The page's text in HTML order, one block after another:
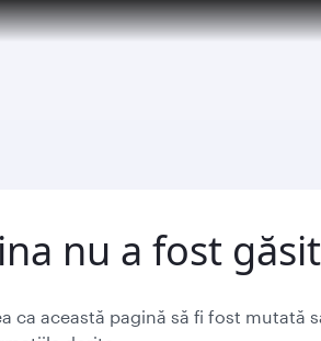
Qatar Airways flight resumption
nu a fost
ca această pagină să fi fost mutată